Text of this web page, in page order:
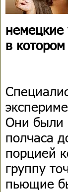
немецкие
в
Они были
полчаса
порцией
группу
пьющие